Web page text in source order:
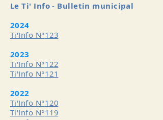
Le Ti' Info - Bulletin municipal
2024
Ti'Info N°123
2023
Ti'Info N°122
Ti'Info N°121
2022
Ti'Info N°120
Ti'Info N°119